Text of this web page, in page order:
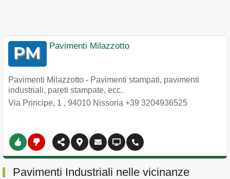
Pavimenti Milazzotto
Pavimenti Milazzotto - Pavimenti stampati, pavimenti
industriali, pareti stampate, ecc.
Via Principe, 1 , 94010 Nissoria +39 3204936525
Pavimenti Industriali nelle vicinanze